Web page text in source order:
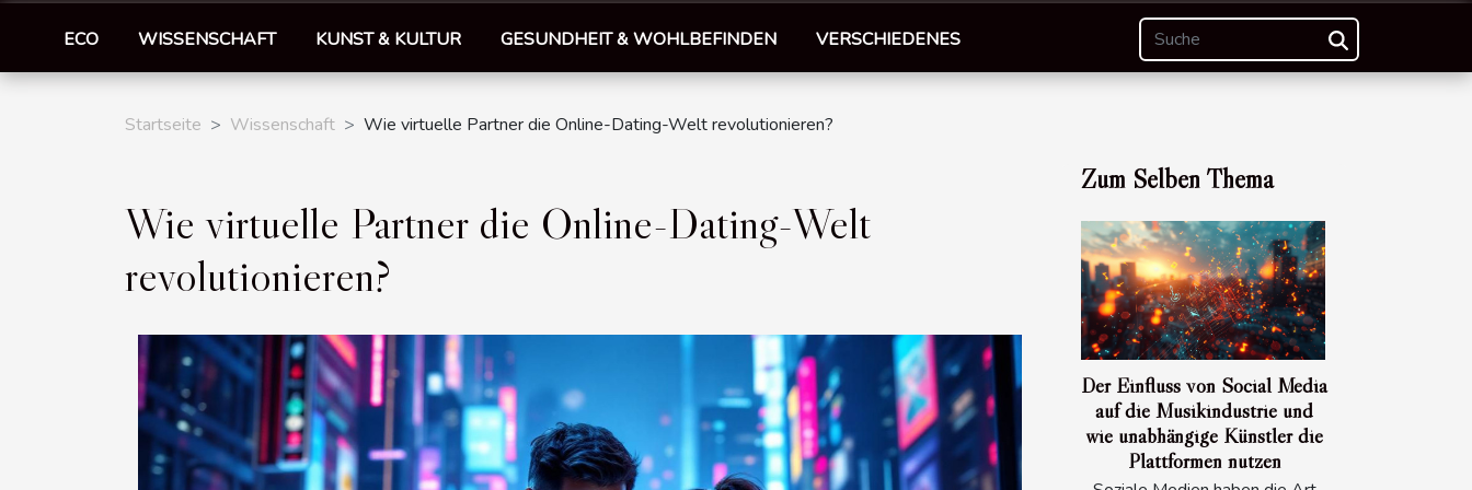
ECO WISSENSCHAFT KUNST & KULTUR GESUNDHEIT & WOHLBEFINDEN VERSCHIEDENES
Startseite Wissenschaft Wie virtuelle Partner die Online-Dating-Welt revolutionieren?
Wie virtuelle Partner die Online-Dating-Welt
revolutionieren?
Zum Selben Thema
Der Einfluss von Social Media
auf die Musikindustrie und
wie unabhängige Künstler die
Plattformen nutzen